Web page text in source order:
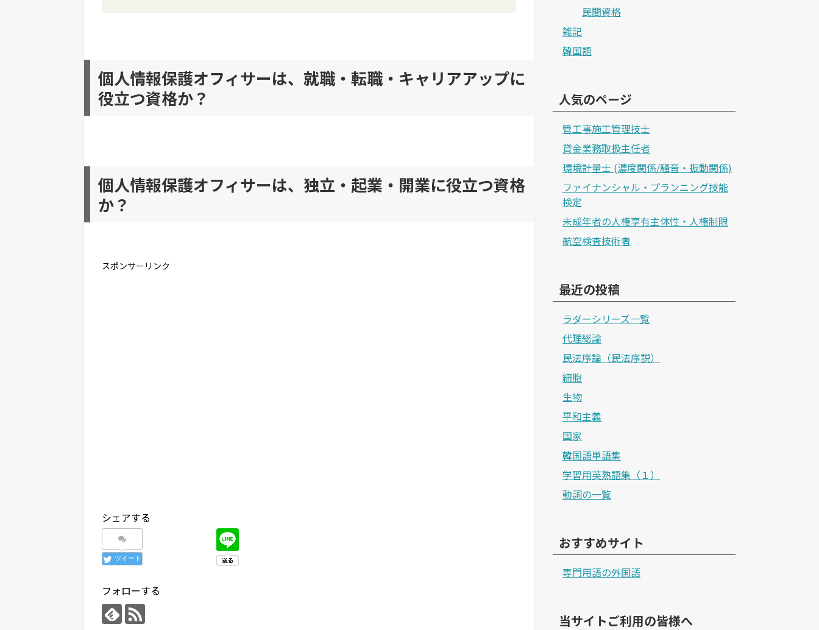
個人情報保護オフィサーは、就職・転職・キャリアアップに
役立つ資格か？
個人情報保護オフィサーは、独立・起業・開業に役立つ資格
か？
スポンサーリンク
シェアする
ツイート
フォローする
民間資格
雑記
韓国語
人気のページ
管工事施工管理技士
貸金業務取扱主任者
環境計量士 (濃度関係/騒音・振動関係)
ファイナンシャル・プランニング技能
検定
未成年者の人権享有主体性・人権制限
航空検査技術者
最近の投稿
ラダーシリーズ一覧
代理総論
民法序論（民法序説）
細胞
生物
平和主義
国家
韓国語単語集
学習用英熟語集（１）
動詞の一覧
おすすめサイト
専門用語の外国語
当サイトご利用の皆様へ